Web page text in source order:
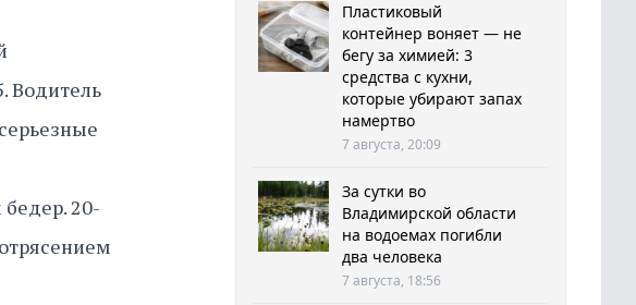
Водитель
20-
Пластиковый
контейнер воняет — не
бегу за химией: 3
средства с кухни,
которые убирают запах
намертво
7 августа, 20:09
За сутки во
Владимирской области
на водоемах погибли
два человека
7 августа, 18:56